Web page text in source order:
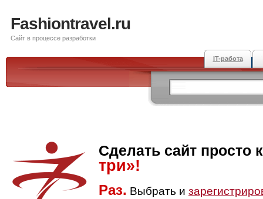
Fashiontravel.ru
Сайт в процессе разработки
IT-работа
Сделать сайт просто
три»!
Раз. Выбрать и